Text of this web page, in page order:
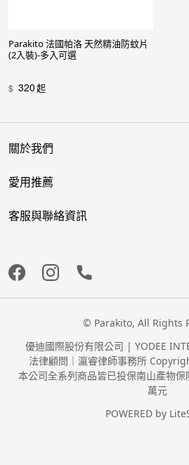
Parakito 法國帕洛 天然精油防蚊片
(2入裝)-多入可選
$ 320起
關於我們
愛用推薦
客服與聯絡資訊
© Parakito, All Rights
優迪國際股份有限公司 | YODEE
法律顧問｜瀛睿律師事務所
本公司全系列商品皆已投保南山產物
萬元
POWERED by